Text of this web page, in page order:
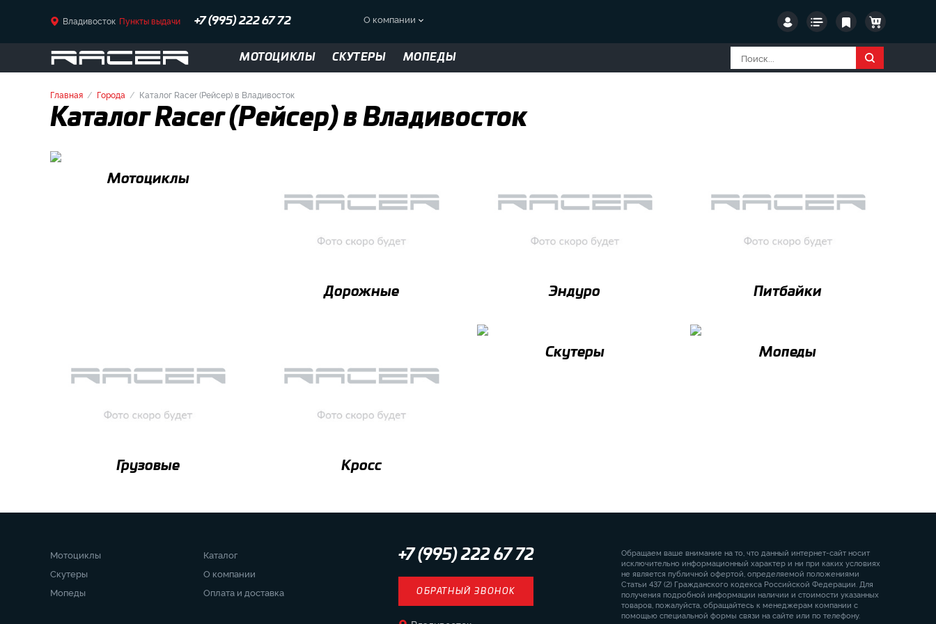
Владивосток Пункты выдачи +7 (995) 222 67 72 О компании
МОТОЦИКЛЫ СКУТЕРЫ МОПЕДЫ
Главная Города Каталог Racer (Рейсер) в Владивосток
Каталог Racer (Рейсер) в Владивосток
Мотоциклы
Дорожные Эндуро Питбайки
Грузовые Кросс
Скутеры Мопеды
Мотоциклы
Скутеры
Мопеды
Каталог
О компании
Оплата и доставка
+7 (995) 222 67 72
ОБРАТНЫЙ ЗВОНОК
Обращаем ваше внимание на то, что данный интернет-сайт носит
исключительно информационный характер и ни при каких условиях
не является публичной офертой, определяемой положениями
Статьи 437 (2) Гражданского кодекса Российской Федерации. Для
получения подробной информации наличии и стоимости указанных
товаров, пожалуйста, обращайтесь к менеджерам компании с
помощью специальной формы связи на сайте или по телефону.